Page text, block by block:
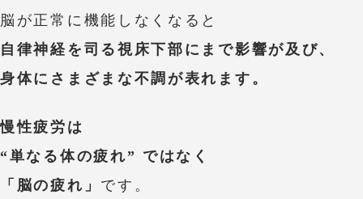
脳が正常に機能しなくなると
自律神経を司る視床下部にまで影響が及び、
身体にさまざまな不調が表れます。
慢性疲労は
“単なる体の疲れ” ではなく
「脳の疲れ」 です。